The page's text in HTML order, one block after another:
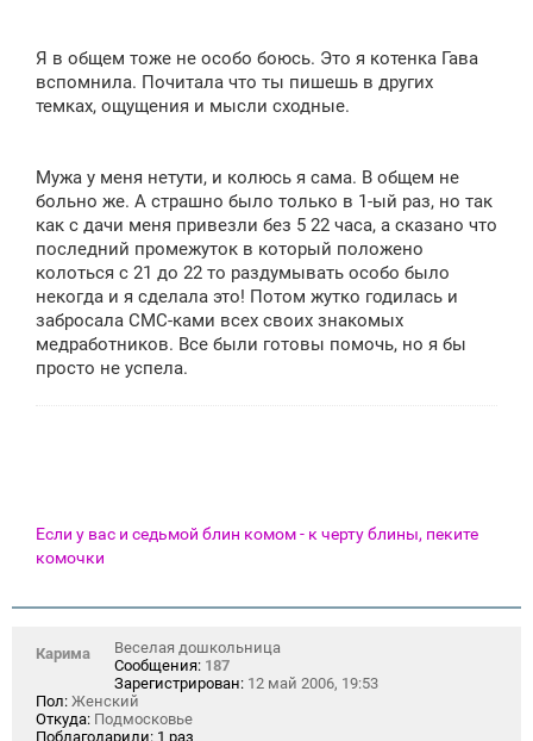
Я в общем тоже не особо боюсь. Это я котенка Гава
вспомнила. Почитала что ты пишешь в других
темках, ощущения и мысли сходные.
Мужа у меня нетути, и колюсь я сама. В общем не
больно же. А страшно было только в 1-ый раз, но так
как с дачи меня привезли без 5 22 часа, а сказано что
последний промежуток в который положено
колоться с 21 до 22 то раздумывать особо было
некогда и я сделала это! Потом жутко годилась и
забросала СМС-ками всех своих знакомых
медработников. Все были готовы помочь, но я бы
просто не успела.
Если у вас и седьмой блин комом - к черту блины, пеките
комочки
Карима
Веселая дошкольница
Сообщения: 187
Зарегистрирован: 12 май 2006, 19:53
Пол: Женский
Откуда: Подмосковье
Поблагодарили: 1 раз